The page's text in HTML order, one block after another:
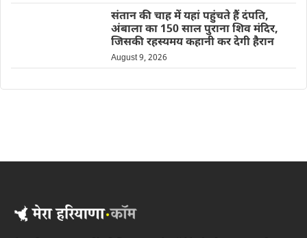
संतान की चाह में यहां पहुंचते हैं दंपति,
अंबाला का 150 साल पुराना शिव मंदिर,
जिसकी रहस्यमय कहानी कर देगी हैरान
August 9, 2026